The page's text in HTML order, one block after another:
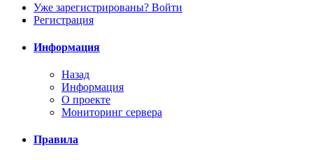
Уже зарегистрированы? Войти
Регистрация
Информация
Назад
Информация
О проекте
Мониторинг сервера
Правила